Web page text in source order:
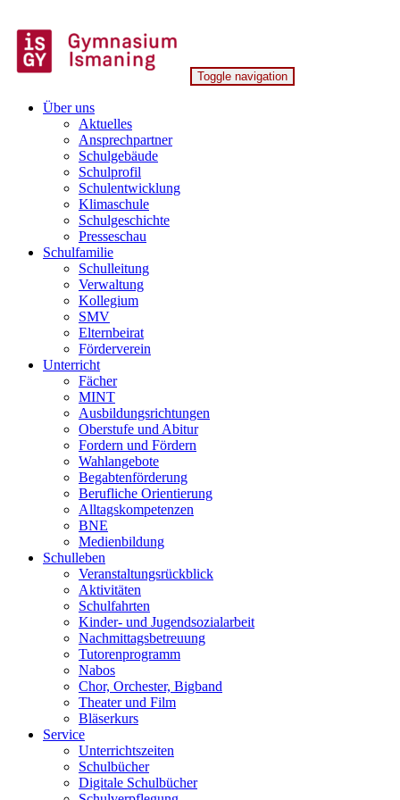
to
content
Gymnasium Ismaning
Toggle navigation
Über uns
Aktuelles
Ansprechpartner
Schulgebäude
Schulprofil
Schulentwicklung
Klimaschule
Schulgeschichte
Presseschau
Schulfamilie
Schulleitung
Verwaltung
Kollegium
SMV
Elternbeirat
Förderverein
Unterricht
Fächer
MINT
Ausbildungsrichtungen
Oberstufe und Abitur
Fordern und Fördern
Wahlangebote
Begabtenförderung
Berufliche Orientierung
Alltagskompetenzen
BNE
Medienbildung
Schulleben
Veranstaltungsrückblick
Aktivitäten
Schulfahrten
Kinder- und Jugendsozialarbeit
Nachmittagsbetreuung
Tutorenprogramm
Nabos
Chor, Orchester, Bigband
Theater und Film
Bläserkurs
Service
Unterrichtszeiten
Schulbücher
Digitale Schulbücher